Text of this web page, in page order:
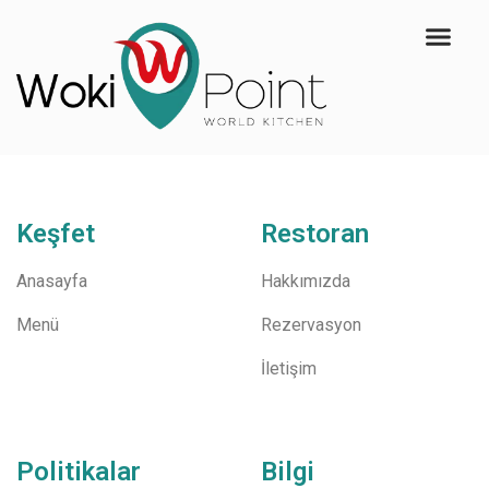
Keşfet
Anasayfa
Menü
Restoran
Hakkımızda
Rezervasyon
İletişim
Bilgi
Politikalar